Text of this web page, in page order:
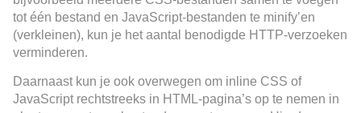
tot één bestand en JavaScript-bestanden te minify’en
(verkleinen), kun je het aantal benodigde HTTP-verzoeken
verminderen.
Daarnaast kun je ook overwegen om inline CSS of
JavaScript rechtstreeks in HTML-pagina’s op te nemen in